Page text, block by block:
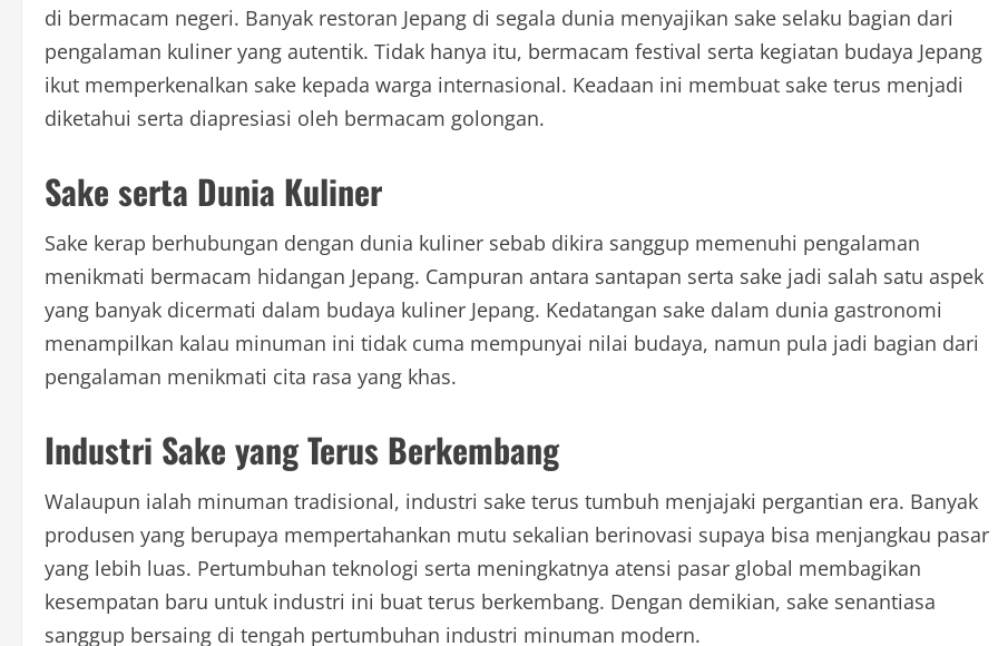
di bermacam negeri. Banyak restoran Jepang di segala dunia menyajikan sake selaku bagian dari
pengalaman kuliner yang autentik. Tidak hanya itu, bermacam festival serta kegiatan budaya Jepang
ikut memperkenalkan sake kepada warga internasional. Keadaan ini membuat sake terus menjadi
diketahui serta diapresiasi oleh bermacam golongan.
Sake serta Dunia Kuliner
Sake kerap berhubungan dengan dunia kuliner sebab dikira sanggup memenuhi pengalaman
menikmati bermacam hidangan Jepang. Campuran antara santapan serta sake jadi salah satu aspek
yang banyak dicermati dalam budaya kuliner Jepang. Kedatangan sake dalam dunia gastronomi
menampilkan kalau minuman ini tidak cuma mempunyai nilai budaya, namun pula jadi bagian dari
pengalaman menikmati cita rasa yang khas.
Industri Sake yang Terus Berkembang
Walaupun ialah minuman tradisional, industri sake terus tumbuh menjajaki pergantian era. Banyak
produsen yang berupaya mempertahankan mutu sekalian berinovasi supaya bisa menjangkau pasar
yang lebih luas. Pertumbuhan teknologi serta meningkatnya atensi pasar global membagikan
kesempatan baru untuk industri ini buat terus berkembang. Dengan demikian, sake senantiasa
sanggup bersaing di tengah pertumbuhan industri minuman modern.